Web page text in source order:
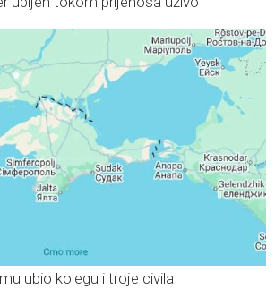
ubio kolegu i troje civila